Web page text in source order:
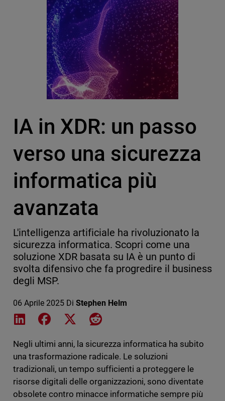
IA in XDR: un passo
verso una sicurezza
informatica più
avanzata
L'intelligenza artificiale ha rivoluzionato la
sicurezza informatica. Scopri come una
soluzione XDR basata su IA è un punto di
svolta difensivo che fa progredire il business
degli MSP.
06 Aprile 2025 Di Stephen Helm
Share on LinkedIn
Share on Facebook
Share on XShare on Reddit
Negli ultimi anni, la sicurezza informatica ha subito
una trasformazione radicale. Le soluzioni
tradizionali, un tempo sufficienti a proteggere le
risorse digitali delle organizzazioni, sono diventate
obsolete contro minacce informatiche sempre più